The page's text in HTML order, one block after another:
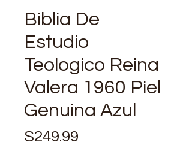
Biblia De
Estudio
Teologico Reina
Valera 1960 Piel
Genuina Azul
$249.99